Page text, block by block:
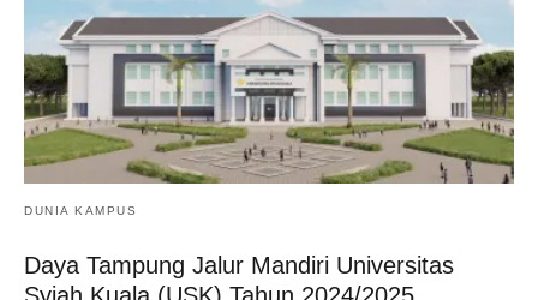
DUNIA KAMPUS
Daya Tampung Jalur Mandiri Universitas